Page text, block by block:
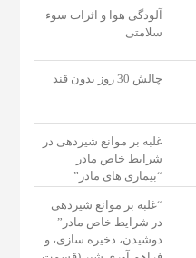
آلودگی هوا و اثرات سوء
سلامتی
چالش 30 روز بدون قند
غلبه بر موانع شیردهی در
شرایط خاص مادر
“بیماری های مادر”
“غلبه بر موانع شیردهی
در شرایط خاص مادر”
دوشیدن، ذخیره سازی، و